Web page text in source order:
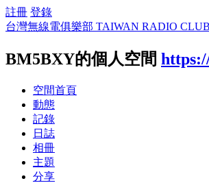
註冊 登錄
台灣無線電俱樂部 TAIWAN RADIO
BM5BXY的個人空間
空間首頁
動態
記錄
日誌
相冊
主題
分享